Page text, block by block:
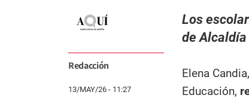
Redacción
13/MAY/26 - 11:27
Los
de Alcaldía
Elena
Educación,